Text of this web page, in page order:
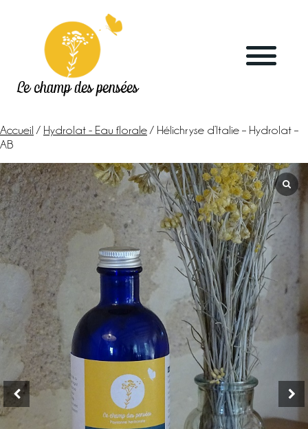
Le champ des pensées
Accueil / Hydrolat - Eau florale / Hélichryse d’Italie – Hydrolat –
AB
Accueil
Le blog
La ferme
Marchés & points de vente
L’herboristerie
La distillerie
Labels & démarches
L’atelier
Ateliers
& sorties
Boutique
A propos